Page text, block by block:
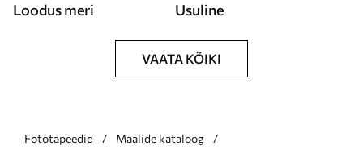
Loodus meri Usuline
VAATA KÕIKI
Fototapeedid
Maalide kataloog